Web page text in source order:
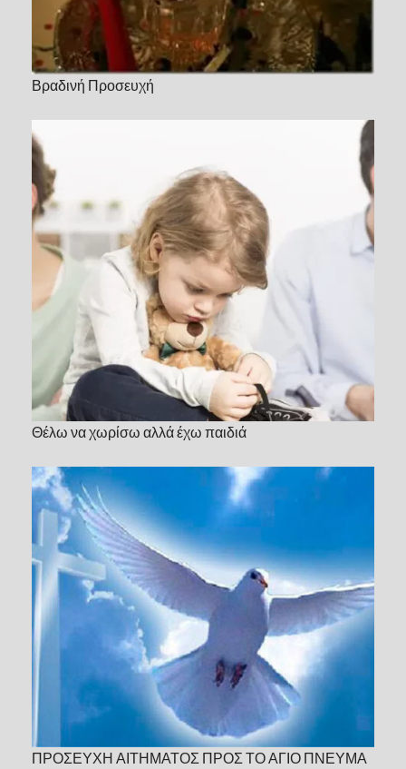
Βραδινή Προσευχή
Θέλω να χωρίσω αλλά έχω παιδιά
ΠΡΟΣΕΥΧΗ ΑΙΤΗΜΑΤΟΣ ΠΡΟΣ ΤΟ ΑΓΙΟ ΠΝΕΥΜΑ